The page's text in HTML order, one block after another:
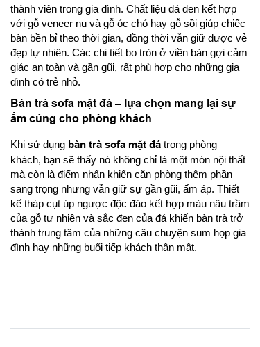
thành viên trong gia đình. Chất liệu đá đen kết hợp
với gỗ veneer nu và gỗ óc chó hay gỗ sồi giúp chiếc
bàn bền bỉ theo thời gian, đồng thời vẫn giữ được vẻ
đẹp tự nhiên. Các chi tiết bo tròn ở viền bàn gợi cảm
giác an toàn và gần gũi, rất phù hợp cho những gia
đình có trẻ nhỏ.
Bàn trà sofa mặt đá – lựa chọn mang lại sự
ấm cúng cho phòng khách
Khi sử dụng bàn trà sofa mặt đá trong phòng
khách, bạn sẽ thấy nó không chỉ là một món nội thất
mà còn là điểm nhấn khiến căn phòng thêm phần
sang trọng nhưng vẫn giữ sự gần gũi, ấm áp. Thiết
kế tháp cụt úp ngược độc đáo kết hợp màu nâu trầm
của gỗ tự nhiên và sắc đen của đá khiến bàn trà trở
thành trung tâm của những câu chuyện sum họp gia
đình hay những buổi tiếp khách thân mật.